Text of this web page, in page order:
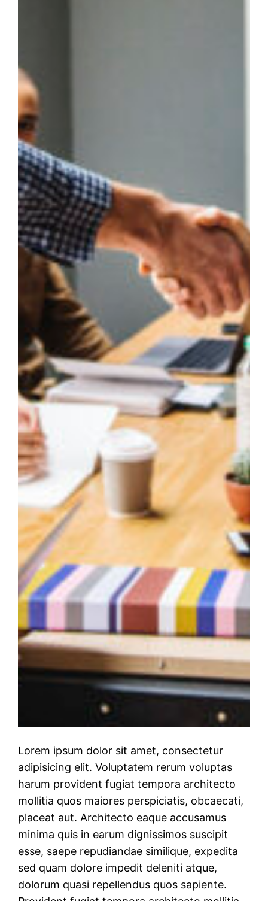
Lorem ipsum dolor sit amet, consectetur
adipisicing elit. Voluptatem rerum voluptas
harum provident fugiat tempora architecto
mollitia quos maiores perspiciatis, obcaecati,
placeat aut. Architecto eaque accusamus
minima quis in earum dignissimos suscipit
esse, saepe repudiandae similique, expedita
sed quam dolore impedit deleniti atque,
dolorum quasi repellendus quos sapiente.